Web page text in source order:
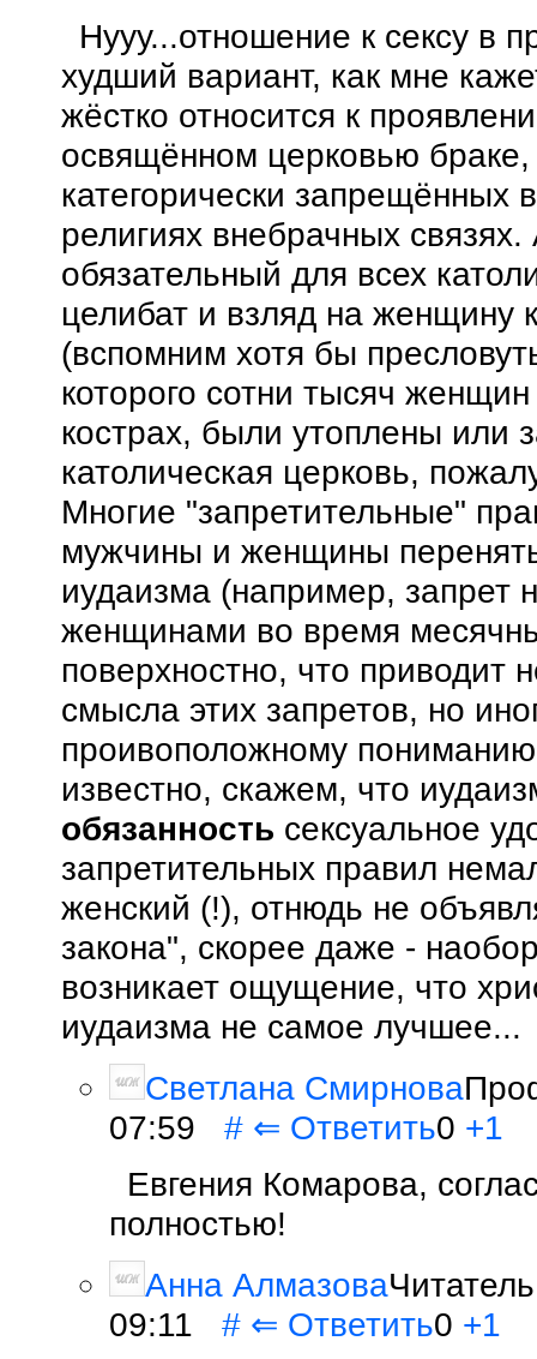
Нууу...отношение к сексу в
худший вариант, как мне
жёстко относится к
освящённом церковью браке,
категорически запрещённых
религиях внебрачных
обязательный для всех
целибат и взляд на женщину
(вспомним хотя бы
которого сотни тысяч
кострах, были утоплены или
католическая церковь,
Многие "запретительные"
мужчины и женщины
иудаизма (например, запрет
женщинами во время
поверхностно, что приводит
смысла этих запретов, но
проивоположному
известно, скажем, что
обязанность сексуальное
запретительных правил
женский (!), отнюдь не
закона", скорее даже -
возникает ощущение, что
иудаизма не самое лучшее...
Светлана Смирнова
07:59 # ⇐ Ответить0 +1
Евгения Комарова,
полностью!
Анна Алмазова
09:11 # ⇐ Ответить0 +1